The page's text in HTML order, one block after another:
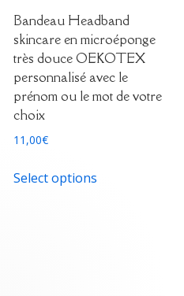
Bandeau Headband
skincare en microéponge
très douce OEKOTEX
personnalisé avec le
prénom ou le mot de votre
choix
11,00€
Select options